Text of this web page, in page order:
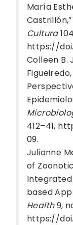
María
Castrillón,”
Cultura
https://
Colleen B.
412–41,
09.
Julianne
of
based
Health9,
https://